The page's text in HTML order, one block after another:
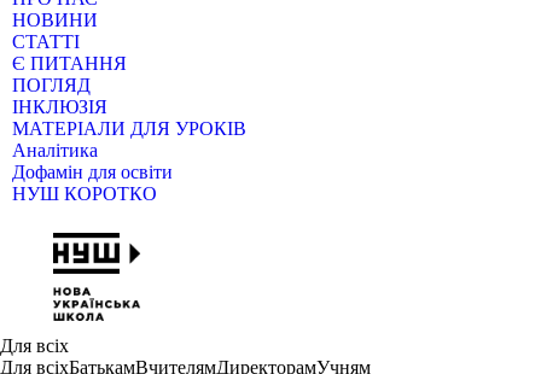
НОВИНИ
СТАТТІ
Є ПИТАННЯ
ПОГЛЯД
ІНКЛЮЗІЯ
МАТЕРІАЛИ ДЛЯ УРОКІВ
Аналітика
Дофамін для освіти
НУШ КОРОТКО
Для всіх
Для всіхБатькамВчителямДиректорамУчням